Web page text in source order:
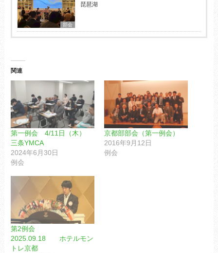
部会
琵琶湖
関連
第一例会 4/11日（木）
三条YMCA
2024年6月30日
例会
京都部部会（第一例会）
2016年9月12日
例会
第2例会
2025.09.18 ホテルモン
トレ京都